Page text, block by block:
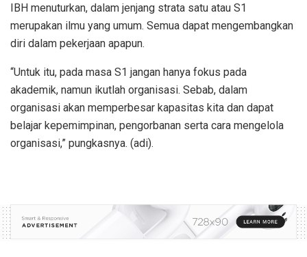
IBH menuturkan, dalam jenjang strata satu atau S1
merupakan ilmu yang umum. Semua dapat mengembangkan
diri dalam pekerjaan apapun.
“Untuk itu, pada masa S1 jangan hanya fokus pada
akademik, namun ikutlah organisasi. Sebab, dalam
organisasi akan memperbesar kapasitas kita dan dapat
belajar kepemimpinan, pengorbanan serta cara mengelola
organisasi,” pungkasnya. (adi).